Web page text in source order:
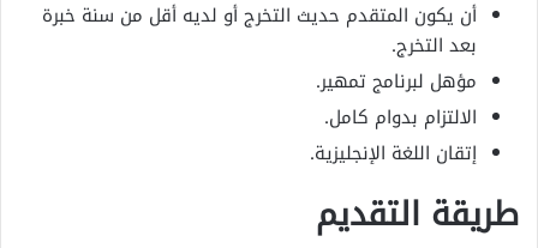
أن يكون المتقدم حديث التخرج أو لديه أقل من سنة خبرة
بعد التخرج.
مؤهل لبرنامج تمهير.
الالتزام بدوام كامل.
إتقان اللغة الإنجليزية.
طريقة التقديم